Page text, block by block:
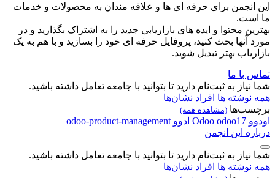
این انجمن برای حرفه ای ها و علاقه مندان به محصولات و خدمات
ما است.
بهترین محتوا و ایده های بازاریابی جدید را به اشتراک بگذارید و در
مورد آنها بحث کنید، پروفایل حرفه ای خود را بسازید و با هم به یک
بازاریاب بهتر تبدیل شوید.
تماس با ما
شما نیاز به ثبت‌نام دارید تا بتوانید با جامعه تعامل داشته باشید.
همه نوشته ها افراد نشان‌ها
برچسب‌ها (مشاهده همه)
اودوو Odoo odoo17 ادوو odoo-product-management
درباره این انجمن
شما نیاز به ثبت‌نام دارید تا بتوانید با جامعه تعامل داشته باشید.
همه نوشته ها افراد نشان‌ها